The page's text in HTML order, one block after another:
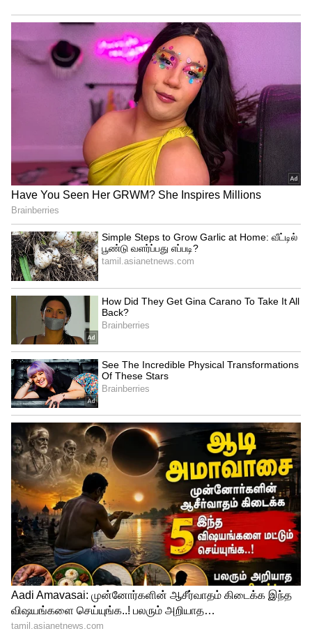
இரு நாடுகளின் விமானப் படைத்
தளபதிகள் மற்றும் இந்திய பாதுகாப்பு
அமைச்சர் மற்றும் பிரதமர் ஆகியோர்
எகிப்துக்கு அண்மையில் மேற்கொண்ட
பயணங்களால் இரு நாடுகளுக்கும்
இடையிலான உறவு மேலும் வலுவடைந்தது.
இரு நாடுகளும் தங்கள் ஆயுதப்
படைகளுக்கு இடையிலான வழக்கமான
பயிற்சிகளுடன் கூட்டுப் பயிற்சியையும்
மேம்படுத்தியுள்ளன.